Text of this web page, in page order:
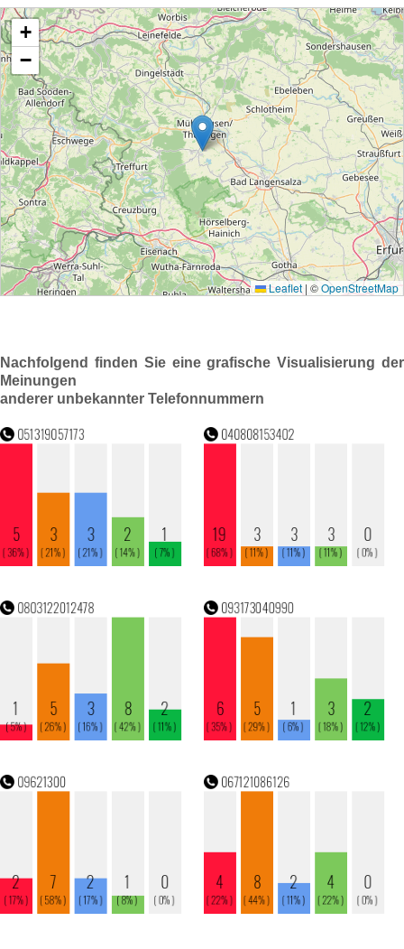
Nachfolgend finden Sie eine grafische Visualisierung der
Meinungen
anderer unbekannter Telefonnummern